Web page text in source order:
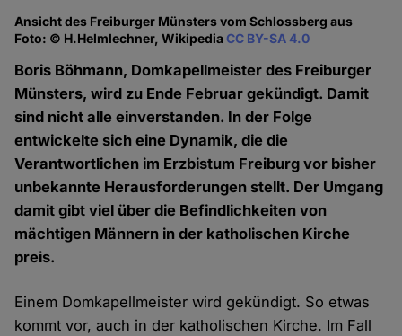
Ansicht des Freiburger Münsters vom Schlossberg aus
Foto: © H.Helmlechner, WikipediaCC BY-SA 4.0
Boris Böhmann, Domkapellmeister des Freiburger
Münsters, wird zu Ende Februar gekündigt. Damit
sind nicht alle einverstanden. In der Folge
entwickelte sich eine Dynamik, die die
Verantwortlichen im Erzbistum Freiburg vor bisher
unbekannte Herausforderungen stellt. Der Umgang
damit gibt viel über die Befindlichkeiten von
mächtigen Männern in der katholischen Kirche
preis.
Einem Domkapellmeister wird gekündigt. So etwas
kommt vor, auch in der katholischen Kirche. Im Fall